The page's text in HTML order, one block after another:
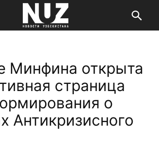
Минфина открыта
страница
о
Антикризисного